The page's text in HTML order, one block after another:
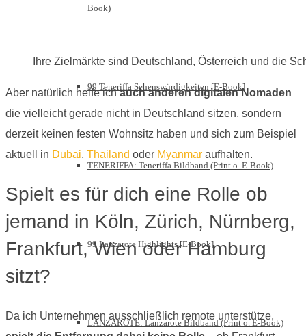
Book)
99 Teneriffa Sehenswürdigkeiten [E-Book]
TENERIFFA: Teneriffa Bildband (Print o. E-Book)
99 Lanzarote Highlights [E-Book]
LANZAROTE: Lanzarote Bildband (Print o. E-Book)
Ihre Zielmärkte sind Deutschland, Österreich und die
Aber natürlich helfe ichauch anderen digitalen Nomaden
die vielleicht gerade nicht in Deutschland sitzen, sondern
derzeit keinen festen Wohnsitz haben und sich zum Beispiel
aktuell in Dubai, Thailand oder Myanmar aufhalten.
Spielt es für dich eine Rolle ob
jemand in Köln, Zürich, Nürnberg,
Frankfurt, Wien oder Hamburg
sitzt?
Da ich Unternehmen ausschließlich remote unterstütze,